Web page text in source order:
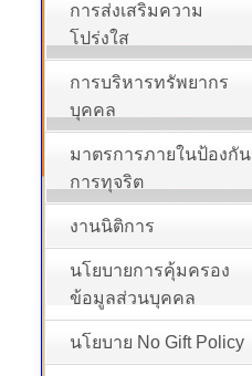
การส่งเสริมความ
โปร่งใส
การบริหารทรัพยากร
บุคคล
มาตรการภายในป้องกัน
การทุจริต
งานนิติการ
นโยบายการคุ้มครอง
ข้อมูลส่วนบุคคล
นโยบาย No Gift Policy